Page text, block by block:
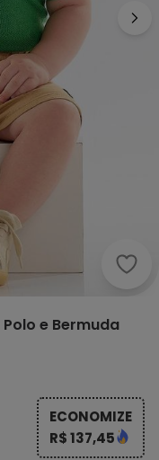
Up
e Bermuda
ECONOMIZE
R$ 137,45